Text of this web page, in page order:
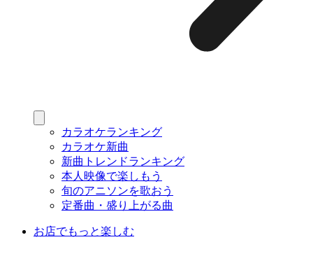
カラオケランキング
カラオケ新曲
新曲トレンドランキング
本人映像で楽しもう
旬のアニソンを歌おう
定番曲・盛り上がる曲
お店でもっと楽しむ